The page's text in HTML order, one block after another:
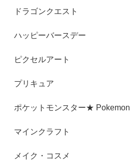
ドラゴンクエスト
ハッピーバースデー
ピクセルアート
プリキュア
ポケットモンスター★ Pokemon
マインクラフト
メイク・コスメ